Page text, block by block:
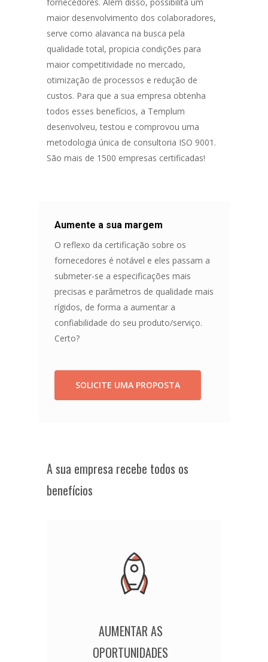
maior desenvolvimento dos colaboradores,
serve como alavanca na busca pela
qualidade total, propicia condições para
maior competitividade no mercado,
otimização de processos e redução de
custos. Para que a sua empresa obtenha
todos esses benefícios, a Templum
desenvolveu, testou e comprovou uma
metodologia única de consultoria ISO 9001.
São mais de 1500 empresas certificadas!
Aumente a sua margem
O reflexo da certificação sobre os
fornecedores é notável e eles passam a
submeter-se a especificações mais
precisas e parâmetros de qualidade mais
rígidos, de forma a aumentar a
confiabilidade do seu produto/serviço.
Certo?
SOLICITE UMA PROPOSTA
A sua empresa recebe todos os
benefícios
AUMENTAR AS
OPORTUNIDADES